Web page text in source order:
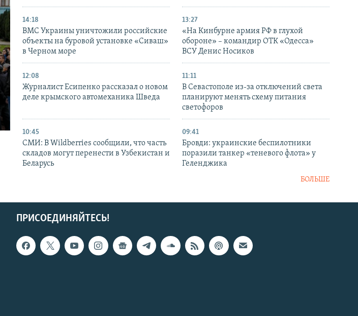
14:18
ВМС Украины уничтожили российские
объекты на буровой установке «Сиваш»
в Черном море
13:27
«На Кинбурне армия РФ в глухой
обороне» – командир ОТК «Одесса»
ВСУ Денис Носиков
12:08
Журналист Есипенко рассказал о новом
деле крымского автомеханика Шведа
11:11
В Севастополе из-за отключений света
планируют менять схему питания
светофоров
10:45
СМИ: В Wildberries сообщили, что часть
складов могут перенести в Узбекистан и
Беларусь
09:41
Бровди: украинские беспилотники
поразили танкер «теневого флота» у
Геленджика
БОЛЬШЕ
ПРИСОЕДИНЯЙТЕСЬ!